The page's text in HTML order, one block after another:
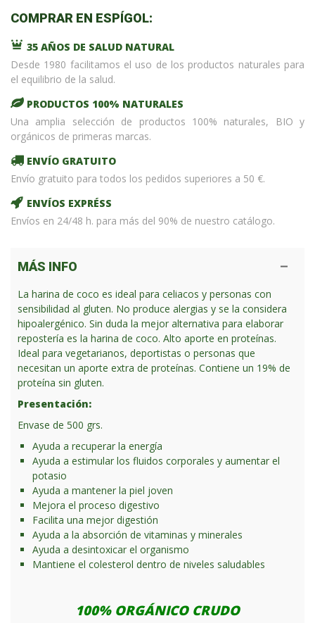
COMPRAR EN ESPÍGOL:
35 AÑOS DE SALUD NATURAL
Desde 1980 facilitamos el uso de los productos naturales para
el equilibrio de la salud.
PRODUCTOS 100% NATURALES
Una amplia selección de productos 100% naturales, BIO y
orgánicos de primeras marcas.
ENVÍO GRATUITO
Envío gratuito para todos los pedidos superiores a 50 €.
ENVÍOS EXPRÉSS
Envíos en 24/48 h. para más del 90% de nuestro catálogo.
MÁS INFO
La harina de coco es ideal para celiacos y personas con
sensibilidad al gluten. No produce alergias y se la considera
hipoalergénico. Sin duda la mejor alternativa para elaborar
repostería es la harina de coco. Alto aporte en proteínas.
Ideal para vegetarianos, deportistas o personas que
necesitan un aporte extra de proteínas. Contiene un 19% de
proteína sin gluten.
Presentación:
Envase de 500 grs.
Ayuda a recuperar la energía
Ayuda a estimular los fluidos corporales y aumentar el
potasio
Ayuda a mantener la piel joven
Mejora el proceso digestivo
Facilita una mejor digestión
Ayuda a la absorción de vitaminas y minerales
Ayuda a desintoxicar el organismo
Mantiene el colesterol dentro de niveles saludables
100% ORGÁNICO CRUDO